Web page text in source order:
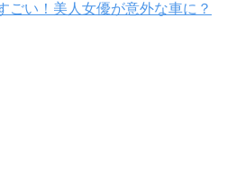
ごい！美人女優が意外な車に？